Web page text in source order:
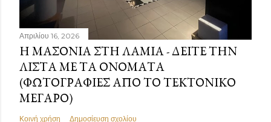
Απριλίου 16, 2026
Η ΜΑΣΟΝΊΑ ΣΤΗ ΛΑΜΊΑ - ΔΕΊΤΕ ΤΗΝ
ΛΊΣΤΑ ΜΕ ΤΑ ΟΝΌΜΑΤΑ
(ΦΩΤΟΓΡΑΦΊΕΣ ΑΠΌ ΤΟ ΤΕΚΤΟΝΙΚΌ
ΜΈΓΑΡΟ)
Κοινή χρήση Δημοσίευση σχολίου